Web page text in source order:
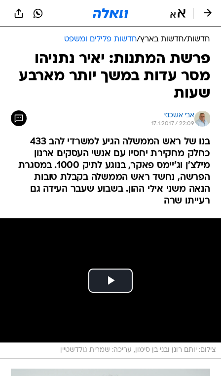
חדשות/חדשות בארץ/חדשות פלילים ומשפט
פרשת המתנות: יאיר נתניהו
מסר עדות במשך יותר מארבע
שעות
אבי אשכנזי
17.1.2017 / 22:09
בנו של ראש הממשלה הגיע למשרדי להב 433
כחלק מחקירת יחסיו עם אנשי העסקים ארנון
מילצ'ן וג'יימס פאקר, בנוגע לתיק 1000. במסגרת
הפרשה, נחשד ראש הממשלה בקבלת טובות
הנאה משני אילי ההון. בשבוע שעבר העידה גם
רעייתו שרה
צילום: יותם רונן ובני בן סימון, עריכה: שמרית גולדשטיין